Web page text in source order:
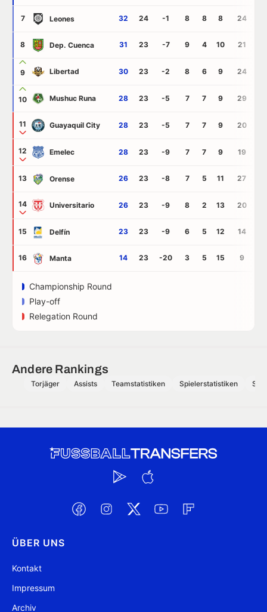
7 Leones 32 24 -1 8 8 8 24
8 Dep. Cuenca 31 23 -7 9 4 10 21
9 Libertad 30 23 -2 8 6 9 24
10 Mushuc Runa 28 23 -5 7 7 9 29
11 Guayaquil City 28 23 -5 7 7 9 20
12 Emelec 28 23 -9 7 7 9 19
13 Orense 26 23 -8 7 5 11 27
14 Universitario 26 23 -9 8 2 13 20
15 Delfín 23 23 -9 6 5 12 14
16 Manta 14 23 -20 3 5 15 9
Championship Round
Play-off
Relegation Round
Andere Rankings
Torjäger Assists Teamstatistiken Spielerstatistiken
ÜBER UNS
Kontakt
Impressum
Archiv